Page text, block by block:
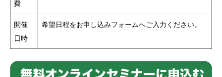
費
開催
日時
希望日程をお申し込みフォームへご入力ください。